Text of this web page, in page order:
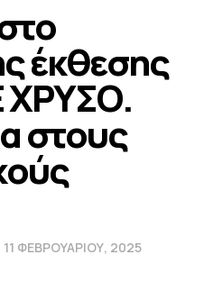
έκθεσης
ΧΡΥΣΟ.
στους
11 ΦΕΒΡΟΥΑΡΊΟΥ, 2025